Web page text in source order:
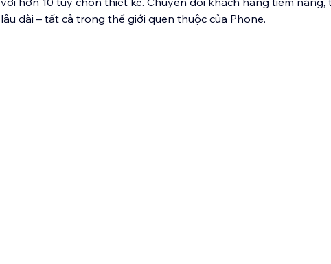
lâu dài – tất cả trong thế giới quen thuộc của Phone.